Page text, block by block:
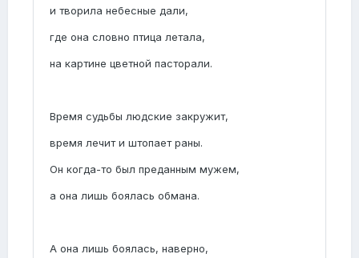
и творила небесные дали,
где она словно птица летала,
на картине цветной пасторали.
Время судьбы людские закружит,
время лечит и штопает раны.
Он когда-то был преданным мужем,
а она лишь боялась обмана.
А она лишь боялась, наверно,